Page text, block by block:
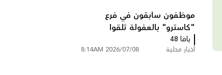
موظفون سابقون في فرع
"كاسترو" بالعفولة تلقوا
تعليمات بالتحدث بالعبرية فقط
داخل المتجر
يافا 48
أخبار محلية 2026/07/08 8:14AM